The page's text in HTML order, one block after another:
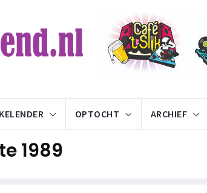
KELENDER OPTOCHT ARCHIEF
1989